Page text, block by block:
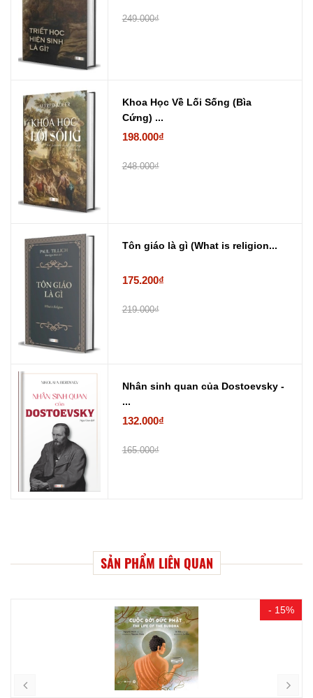
249.000₫
Khoa Học Về Lối Sống (Bìa
Cứng) ...
198.000₫
248.000₫
Tôn giáo là gì (What is religion...
175.200₫
219.000₫
Nhân sinh quan của Dostoevsky -
...
132.000₫
165.000₫
SẢN PHẨM LIÊN QUAN
- 15%